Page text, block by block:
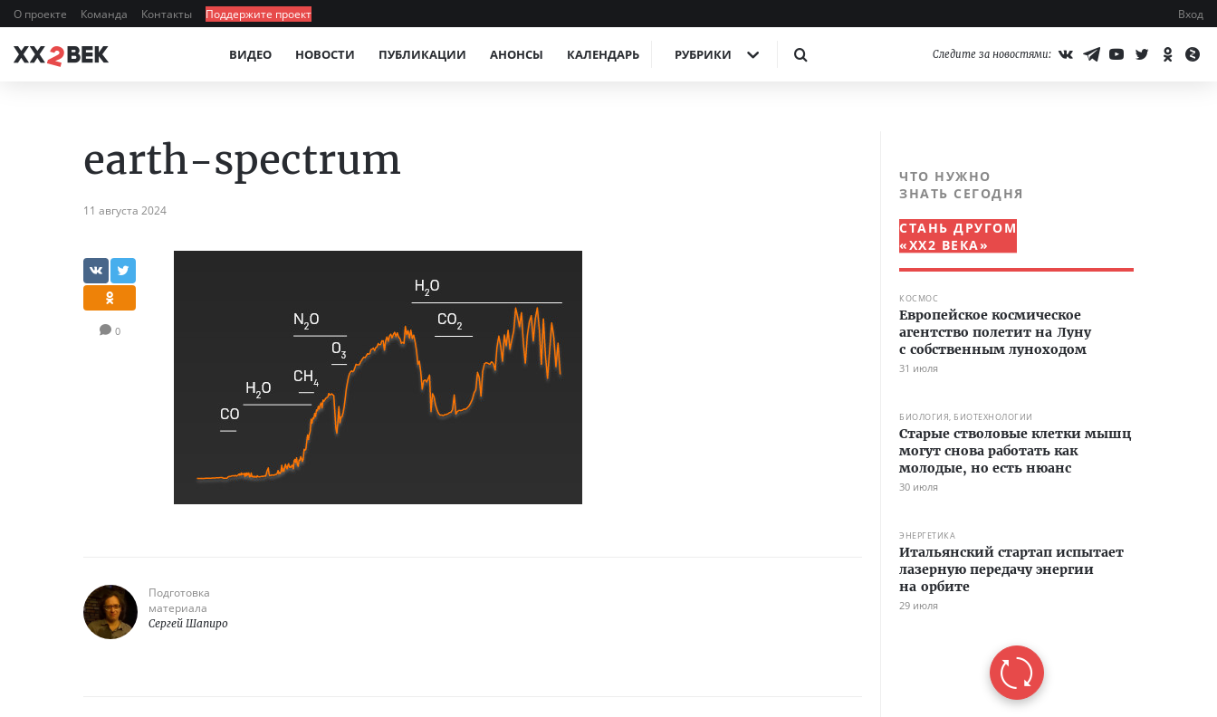
О проекте Команда Контакты Поддержите проект Вход
ВИДЕО НОВОСТИ ПУБЛИКАЦИИ АНОНСЫ КАЛЕНДАРЬ РУБРИКИ Следите за новостями:
earth-spectrum
11 августа 2024
0
Подготовка
материала
Сергей Шапиро
ЧТО НУЖНО
ЗНАТЬ СЕГОДНЯ
СТАНЬ ДРУГОМ
«XX2 ВЕКА»
КОСМОС
Европейское космическое
агентство полетит на Луну
с собственным луноходом
31 июля
БИОЛОГИЯ, БИОТЕХНОЛОГИИ
Старые стволовые клетки мышц
могут снова работать как
молодые, но есть нюанс
30 июля
ЭНЕРГЕТИКА
Итальянский стартап испытает
лазерную передачу энергии
на орбите
29 июля